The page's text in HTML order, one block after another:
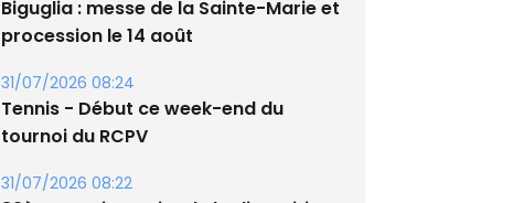
05/08/2026 09:53
procession le 14 août
31/07/2026 08:24
tournoi du RCPV